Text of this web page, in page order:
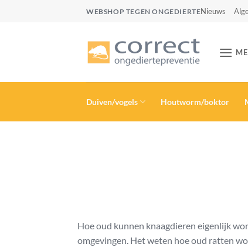
WEBSHOP TEGEN ONGEDIERTENieuws
Duiven/vogels Houtworm/boktor
Hoe oud kunnen knaagdieren eigenlijk
omgevingen. Het weten hoe oud ratten